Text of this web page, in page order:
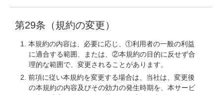
第29条（規約の変更）
本規約の内容は、必要に応じ、①利用者の一般の利益
に適合する範囲、または、②本規約の目的に反せず合
理的な範囲で、変更されることがあります。
前項に従い本規約を変更する場合は、当社は、変更後
の本規約の内容及びその効力の発生時期を、本サービ